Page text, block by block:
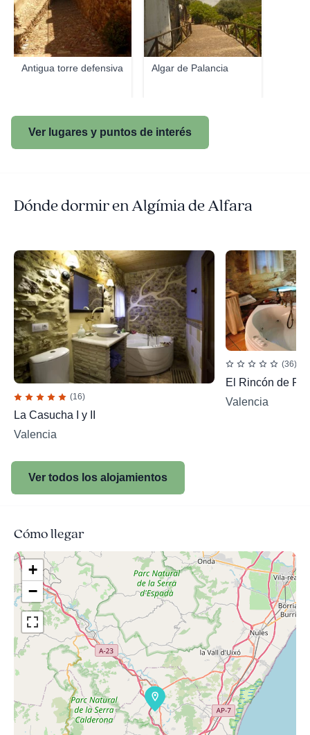
Antigua torre defensiva Algar de Palancia
Ver lugares y puntos de interés
Dónde dormir en Algímia de Alfara
(16)
La Casucha I y II
Valencia
(36)
El Rincón de
Valencia
Ver todos los alojamientos
Cómo llegar
+
−